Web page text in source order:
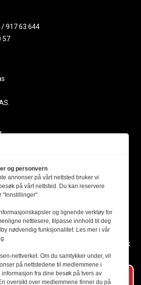
/917 63 644
57
byggebransjen
Varsom-plakaten og presseetikken slik
nyhetsbrev
og personvern
annonser på vårt nettsted bruker vi
på vårt nettsted. Du kan reservere
"Innstillinger".
og lignende verktøy for
nettlesere, tilpasse innhold til deg
nødvendig funksjonalitet. Les mer i vår
nettverket. Om du samtykker under, vil
på nettstedene til medlemmene i
informasjon fra dine besøk på tvers av
oversikt over medlemmene finner du på